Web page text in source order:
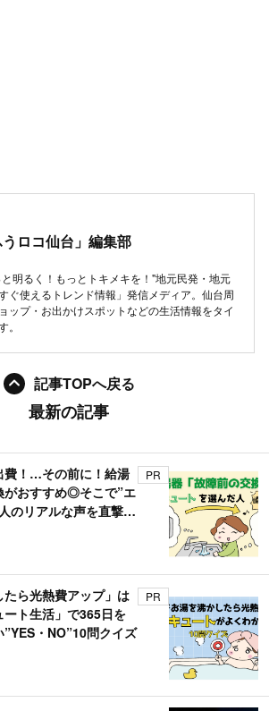
うロコ仙台」編集部
明るく！もっとトキメキを！"地元民発・地元
ぐ使えるトレンド情報」発信メディア。仙台周
ップ・お出かけスポットなどの生活情報をタイ
記事TOPへ戻る
最新の記事
費！…その前に！給湯
がおすすめ◎そこで”エ
のリアルな声を直撃取
PR
たら光熱費アップ」は
ト生活」で365日を
・NO”10問クイズ
PR